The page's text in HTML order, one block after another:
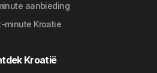
aanbieding
minute Kroatie
Kroatië